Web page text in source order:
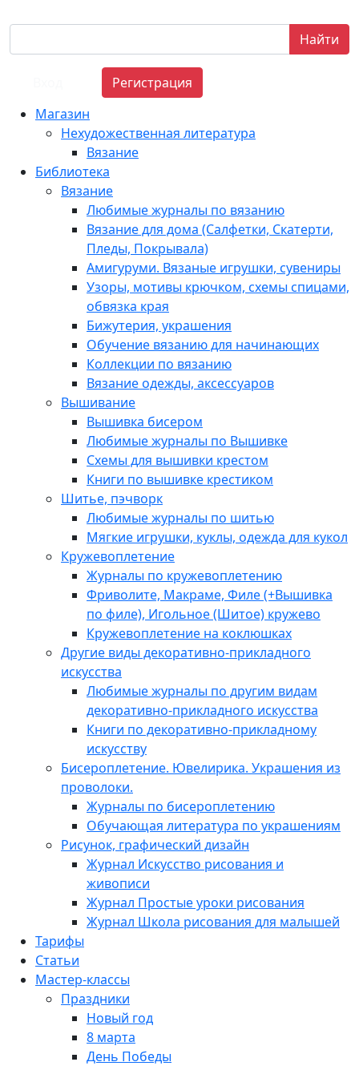
Найти
Регистрация
Магазин
Нехудожественная литература
Вязание
Библиотека
Вязание
Любимые журналы по вязанию
Вязание для дома (Салфетки, Скатерти,
Пледы, Покрывала)
Амигуруми. Вязаные игрушки, сувениры
Узоры, мотивы крючком, схемы спицами,
обвязка края
Бижутерия, украшения
Обучение вязанию для начинающих
Коллекции по вязанию
Вязание одежды, аксессуаров
Вышивание
Вышивка бисером
Любимые журналы по Вышивке
Схемы для вышивки крестом
Книги по вышивке крестиком
Шитье, пэчворк
Любимые журналы по шитью
Мягкие игрушки, куклы, одежда для кукол
Кружевоплетение
Журналы по кружевоплетению
Фриволите, Макраме, Филе (+Вышивка
по филе), Игольное (Шитое) кружево
Кружевоплетение на коклюшках
Другие виды декоративно-прикладного
искусства
Любимые журналы по другим видам
декоративно-прикладного искусства
Книги по декоративно-прикладному
искусству
Бисероплетение. Ювелирика. Украшения из
проволоки.
Журналы по бисероплетению
Обучающая литература по украшениям
Рисунок, графический дизайн
Журнал Искусство рисования и
живописи
Журнал Простые уроки рисования
Журнал Школа рисования для малышей
Тарифы
Статьи
Мастер-классы
Праздники
Новый год
8 марта
День Победы